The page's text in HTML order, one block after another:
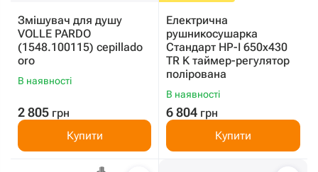
Змішувач для душу
VOLLE PARDO
(1548.100115) cepillado
oro
В наявності
2 805 грн
Купити
Електрична
рушникосушарка
Стандарт HP-I 650x430
TR K таймер-регулятор
полірована
В наявності
6 804 грн
Купити